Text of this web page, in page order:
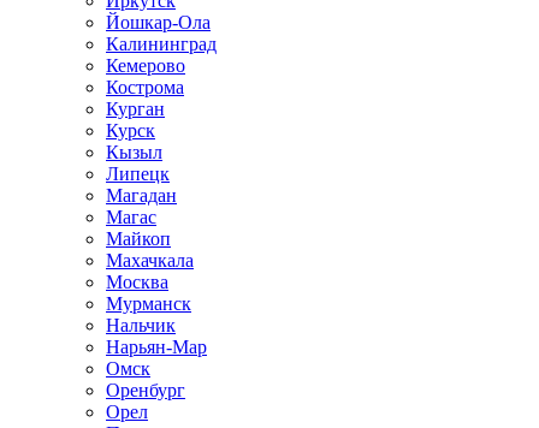
Йошкар-Ола
Калининград
Кемерово
Кострома
Курган
Курск
Кызыл
Липецк
Магадан
Магас
Майкоп
Махачкала
Москва
Мурманск
Нальчик
Нарьян-Мар
Омск
Оренбург
Орел